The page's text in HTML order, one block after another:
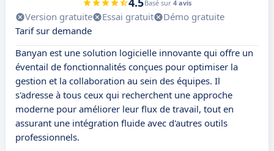
Basé sur 4 avis
Version gratuite Essai gratuit
Démo gratuite
Tarif sur demande
Banyan est une solution logicielle innovante qui offre un
éventail de fonctionnalités conçues pour optimiser la
gestion et la collaboration au sein des équipes. Il
s'adresse à tous ceux qui recherchent une approche
moderne pour améliorer leur flux de travail, tout en
assurant une intégration fluide avec d'autres outils
professionnels.